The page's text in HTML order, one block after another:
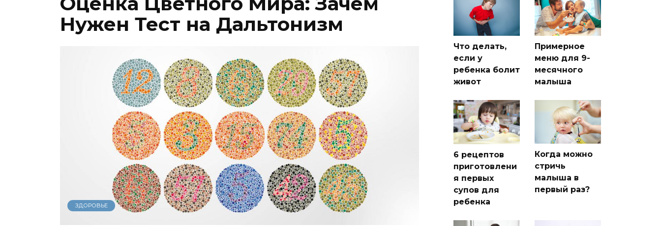
Нужен Тест на Дальтонизм
ЗДОРОВЬЕ
Что делать,
если у
ребенка болит
живот
Примерное
меню для 9-
месячного
малыша
6 рецептов
приготовлени
я первых
супов для
ребенка
Когда можно
стричь
малыша в
первый раз?